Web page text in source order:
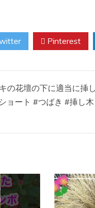
Pinterest
の花壇の下に適当に挿
ョート #つばき #挿し